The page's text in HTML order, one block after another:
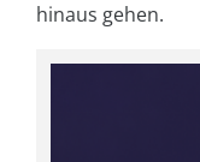
hinaus gehen.